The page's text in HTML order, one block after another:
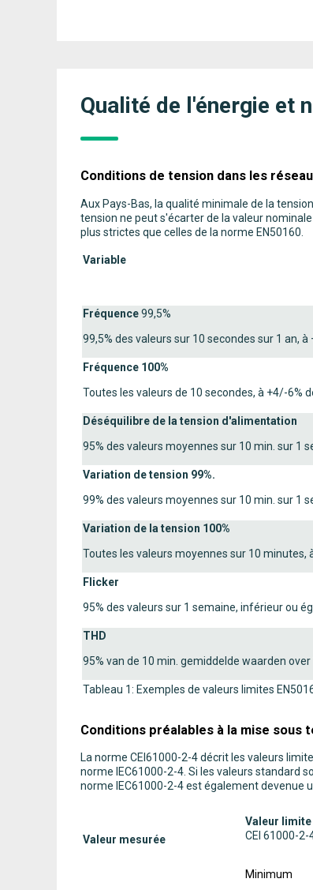
Qualité de l'énergie et
Conditions de tension dans les
Aux Pays-Bas, la qualité minimale de la
tension ne peut s'écarter de la valeur
plus strictes que celles de la norme EN50160.
Variable
Fréquence99,5%
99,5% des valeurs sur 10 secondes sur 1 an, à
Fréquence 100%
Toutes les valeurs de 10 secondes, à +4/-6%
Déséquilibre de la tension d'alimentation
95% des valeurs moyennes sur 10 min. sur 1
Variation de tension 99%.
99% des valeurs moyennes sur 10 min. sur 1
Variation de la tension 100%
Toutes les valeurs moyennes sur 10 minutes,
Flicker
95% des valeurs sur 1 semaine, inférieur ou
THD
95% van de 10 min. gemiddelde waarden
Tableau 1: Exemples de valeurs limites
Conditions préalables à la mise sous
La norme CEI61000-2-4 décrit les valeurs
norme IEC61000-2-4. Si les valeurs standard
norme IEC61000-2-4 est également devenue
Valeur mesurée
Valeur limite
CEI 61000-2-
Minimum